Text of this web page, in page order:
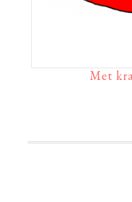
Met